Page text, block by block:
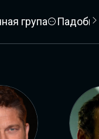
група